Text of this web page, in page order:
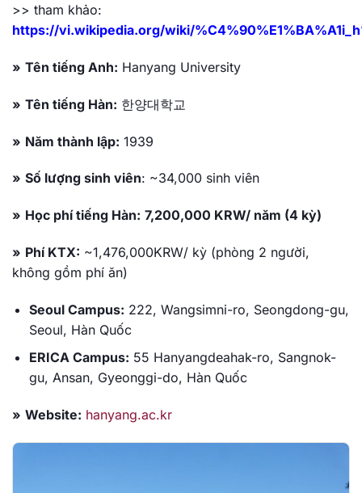
>> tham khảo:
https://vi.wikipedia.org/wiki/
» Tên tiếng Anh: Hanyang University
» Tên tiếng Hàn: 한양대학교
» Năm thành lập: 1939
» Số lượng sinh viên: ~34,000 sinh viên
» Học phí tiếng Hàn: 7,200,000 KRW/ năm (4 kỳ)
» Phí KTX: ~1,476,000KRW/ kỳ (phòng 2 người,
không gồm phí ăn)
Seoul Campus: 222, Wangsimni-ro, Seongdong-gu,
Seoul, Hàn Quốc
ERICA Campus: 55 Hanyangdeahak-ro, Sangnok-
gu, Ansan, Gyeonggi-do, Hàn Quốc
» Website: hanyang.ac.kr